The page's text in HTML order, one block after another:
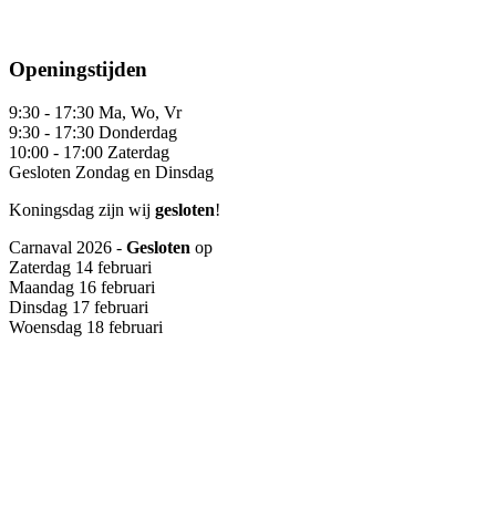
Openingstijden
9:30 - 17:30 Ma, Wo, Vr
9:30 - 17:30 Donderdag
10:00 - 17:00 Zaterdag
Gesloten Zondag en Dinsdag
Koningsdag zijn wij gesloten!
Carnaval 2026 - Gesloten op
Zaterdag 14 februari
Maandag 16 februari
Dinsdag 17 februari
Woensdag 18 februari